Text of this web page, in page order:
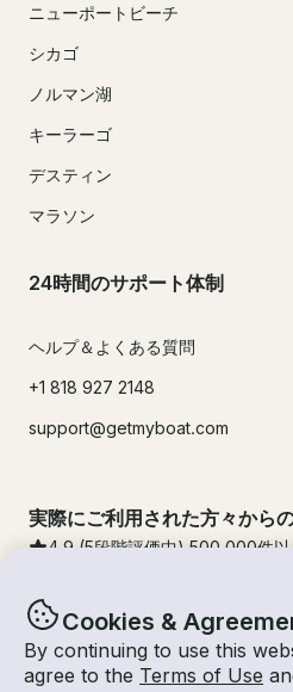
Cookies &
By continuing to use this
agree to the Terms of Use
ニューポートビーチ
シカゴ
ノルマン湖
キーラーゴ
デスティン
マラソン
24時間のサポート体制
ヘルプ＆よくある質問
+1 818 927 2148
support@getmyboat.com
実際にご利用された方々から
4.9 (5段階評価中) 500,000件